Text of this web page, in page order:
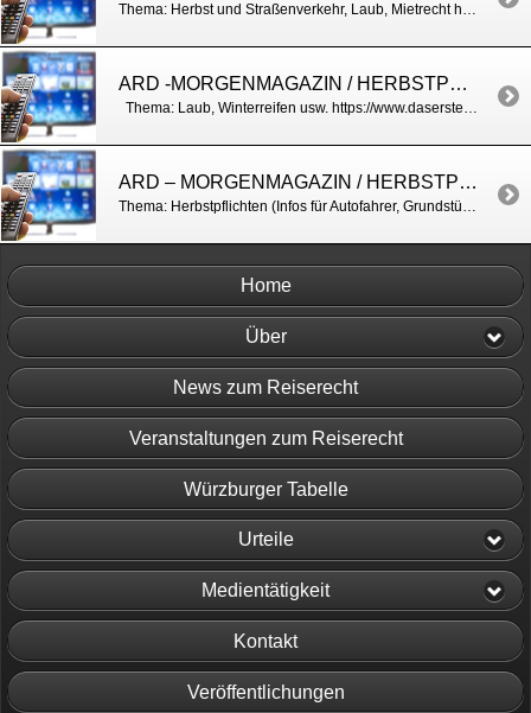
Thema: Herbst und Straßenverkehr, Laub, Mietrecht https://www.daserste.de/information/politik-weltgeschehen/morgenmagazin/videos/fn-moma_service_recht_herbstlich_0511nl_-100.html
ARD -MORGENMAGAZIN / HERBSTPFLICHTEN
Thema: Laub, Winterreifen usw. https://www.daserste.de/information/politik-weltgeschehen/morgenmagazin/videos/service_0911nl_-100.html
ARD – MORGENMAGAZIN / HERBSTPFLICHTEN
Thema: Herbstpflichten (Infos für Autofahrer, Grundstückseigentümer, Mieter u.a.) http://www.daserste.de/information/politik-weltgeschehen/morgenmagazin/service/service-herbstpflichten-102.html
Home
Über
News zum Reiserecht
Veranstaltungen zum Reiserecht
Würzburger Tabelle
Urteile
Medientätigkeit
Kontakt
Veröffentlichungen